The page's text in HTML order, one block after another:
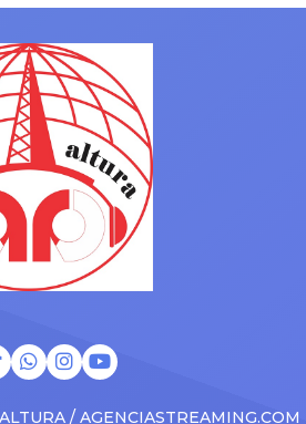
Nazca92.7 Piura88.7 Pucallpa92.3
Source link
/ AGENCIASTREAMING.COM